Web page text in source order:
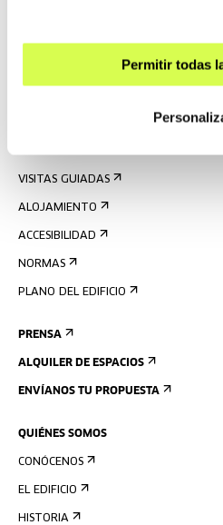
Permitir todas
VISITAS GUIADAS
ALOJAMIENTO
ACCESIBILIDAD
NORMAS
PLANO DEL EDIFICIO
PRENSA
ALQUILER DE ESPACIOS
ENVÍANOS TU PROPUESTA
QUIÉNES SOMOS
CONÓCENOS
EL EDIFICIO
HISTORIA